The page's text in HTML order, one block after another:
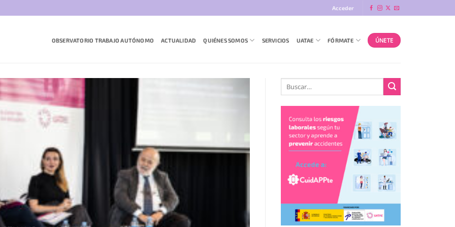
Acceder
OBSERVATORIO TRABAJO AUTÓNOMO ACTUALIDAD QUIÉNES SOMOS SERVICIOS UATAE FÓRMATE ÚNETE